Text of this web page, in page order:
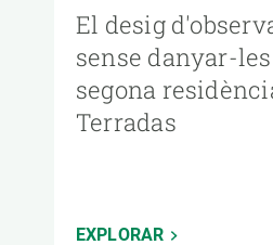
El desig
sense danyar-
segona
Terradas
EXPLORAR